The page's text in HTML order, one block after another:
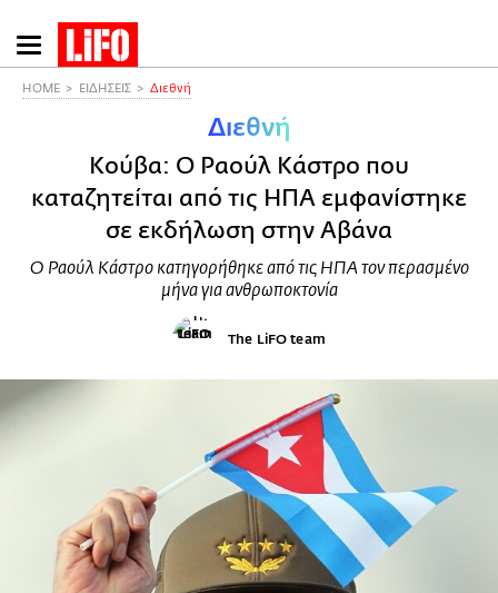
Παράκαμψη
προς
HOME ΕΙΔΗΣΕΙΣ Διεθνή
Διεθνή
Κούβα: Ο Ραούλ Κάστρο που
καταζητείται από τις ΗΠΑ εμφανίστηκε
σε εκδήλωση στην Αβάνα
Ο Ραούλ Κάστρο κατηγορήθηκε από τις ΗΠΑ τον περασμένο
μήνα για ανθρωποκτονία
The LiFO team